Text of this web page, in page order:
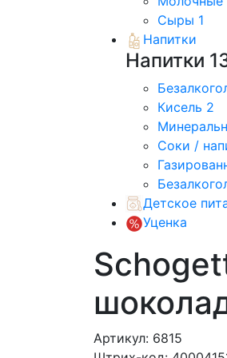
Сыры 1
Напитки
Напитки
Кисель 2
Соки /
Детское
Уценка
Артикул: 6815